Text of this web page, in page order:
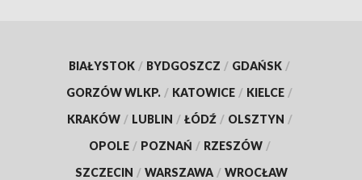
BIAŁYSTOK / BYDGOSZCZ / GDAŃSK /
GORZÓW WLKP. / KATOWICE / KIELCE /
KRAKÓW / LUBLIN / ŁÓDŹ / OLSZTYN /
OPOLE / POZNAŃ / RZESZÓW /
SZCZECIN / WARSZAWA / WROCŁAW